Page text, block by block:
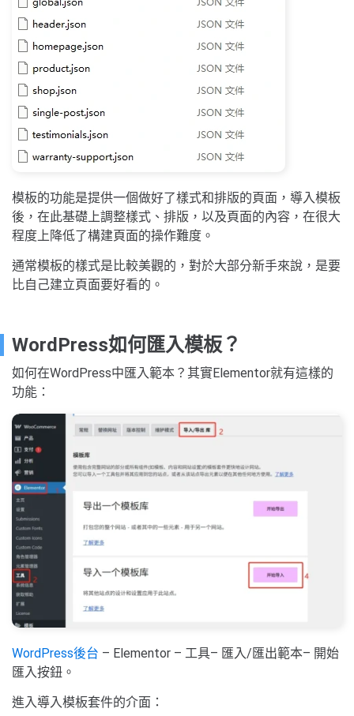
模板的功能是提供一個做好了樣式和排版的頁面，導入模板
後，在此基礎上調整樣式、排版，以及頁面的內容，在很大
程度上降低了構建頁面的操作難度。
通常模板的樣式是比較美觀的，對於大部分新手來說，是要
比自己建立頁面要好看的。
WordPress如何匯入模板？
如何在WordPress中匯入範本？其實Elementor就有這樣的
功能：
WordPress後台 – Elementor – 工具– 匯入/匯出範本– 開始
匯入按鈕。
進入導入模板套件的介面：